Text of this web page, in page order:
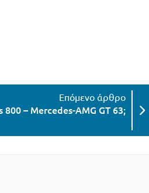
800 – Mercedes-AMG GT 63;